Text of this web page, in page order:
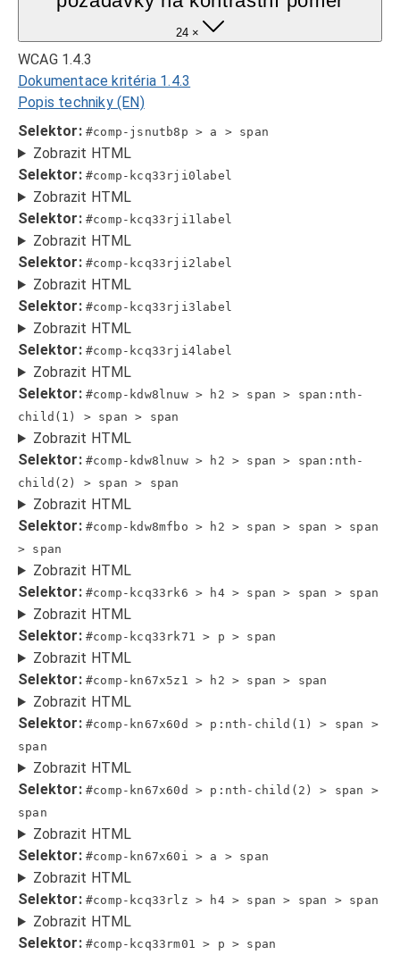
24 ×
WCAG 1.4.3
Dokumentace kritéria 1.4.3
Popis techniky (EN)
Selektor: #comp-jsnutb8p > a > span
Zobrazit HTML
Selektor: #comp-kcq33rji0label
Zobrazit HTML
Selektor: #comp-kcq33rji1label
Zobrazit HTML
Selektor: #comp-kcq33rji2label
Zobrazit HTML
Selektor: #comp-kcq33rji3label
Zobrazit HTML
Selektor: #comp-kcq33rji4label
Zobrazit HTML
Selektor: #comp-kdw8lnuw > h2 > span > span:nth-
child(1) > span > span
Zobrazit HTML
Selektor: #comp-kdw8lnuw > h2 > span > span:nth-
child(2) > span > span
Zobrazit HTML
Selektor: #comp-kdw8mfbo > h2 > span > span > span
> span
Zobrazit HTML
Selektor: #comp-kcq33rk6 > h4 > span > span > span
Zobrazit HTML
Selektor: #comp-kcq33rk71 > p > span
Zobrazit HTML
Selektor: #comp-kn67x5z1 > h2 > span > span
Zobrazit HTML
Selektor: #comp-kn67x60d > p:nth-child(1) > span >
span
Zobrazit HTML
Selektor: #comp-kn67x60d > p:nth-child(2) > span >
span
Zobrazit HTML
Selektor: #comp-kn67x60i > a > span
Zobrazit HTML
Selektor: #comp-kcq33rlz > h4 > span > span > span
Zobrazit HTML
Selektor: #comp-kcq33rm01 > p > span